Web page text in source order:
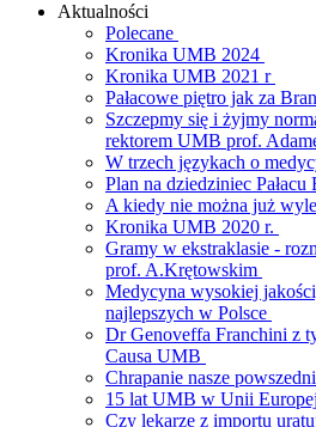
Aktualności
Polecane
Kronika UMB 2024
Kronika UMB 2021 r
Pałacowe piętro jak za
Szczepmy się i żyjmy
rektorem UMB prof.
W trzech językach o
Plan na dziedziniec Pałacu
A kiedy nie można już
Kronika UMB 2020 r.
Gramy w ekstraklasie -
prof. A.Krętowskim
Medycyna wysokiej
najlepszych w Polsce
Dr Genoveffa Franchini z
Causa UMB
Chrapanie nasze
15 lat UMB w Unii
Czy lekarze z importu